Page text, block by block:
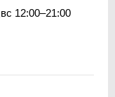
12:00–21:00